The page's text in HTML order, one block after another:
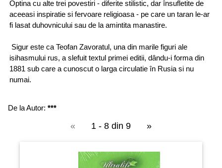
Optina cu alte trei povestiri - diferite stilistic, dar însufletite de
aceeasi inspiratie si fervoare religioasa - pe care un taran le-ar
fi lasat duhovnicului sau de la amintita manastire.
Sigur este ca Teofan Zavoratul, una din marile figuri ale
isihasmului rus, a slefuit textul primei editii, dându-i forma din
1881 sub care a cunoscut o larga circulatie în Rusia si nu
numai.
De la Autor: ***
« 1 - 8 din 9 »